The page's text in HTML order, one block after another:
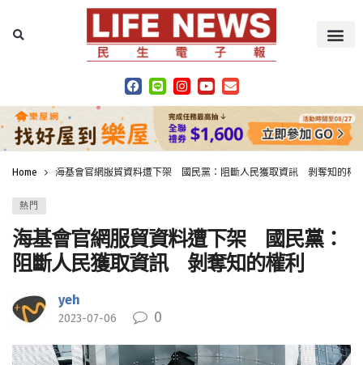
Home 海基會官網服貿資料遭下架 國民黨：阻斷人民獲取資訊 剝奪知的權
熱門
海基會官網服貿資料遭下架 國民黨：
阻斷人民獲取資訊 剝奪知的權利
yeh
2023-07-06 0